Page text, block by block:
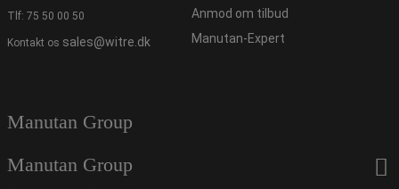
Tlf: 75 50 00 50
Kontakt os sales@witre.dk
Anmod om tilbud
Manutan-Expert
Manutan Group
Manutan Group